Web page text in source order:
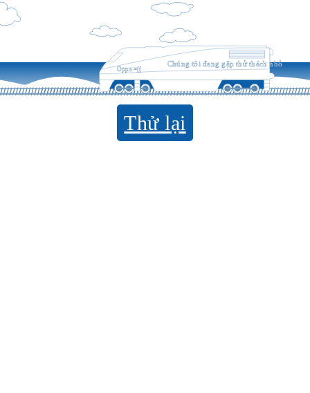
Opps =((
Chúng tôi đang gặp thử thách nhỏ
Thử lại